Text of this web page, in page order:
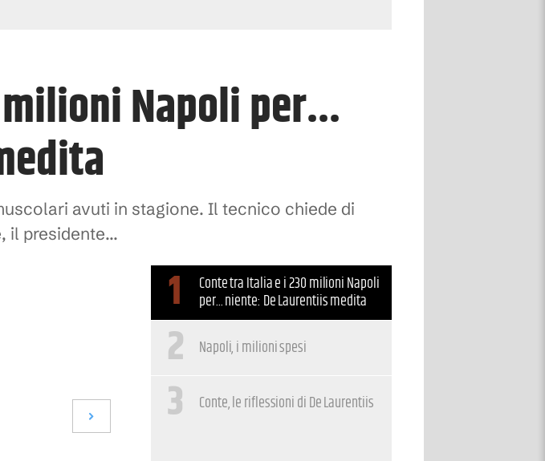
Napoli per...
avuti in stagione. Il tecnico chiede di
il presidente...
1 Conte tra Italia e i 230 milioni Napoli
per... niente: De Laurentiis medita
2 Napoli, i milioni spesi
3 Conte, le riflessioni di De Laurentiis